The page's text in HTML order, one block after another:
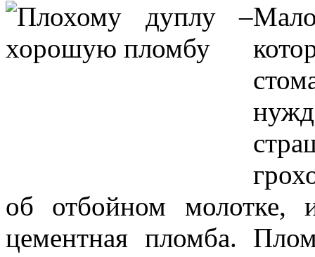
об отбойном молотке,
цементная пломба.